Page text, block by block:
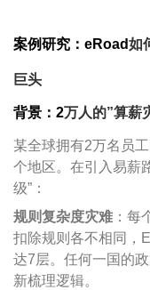
案例研究： eRoad如
巨头
背景： 2万人的”算薪
某全球拥有2万名员
个地区。在引入易薪
级” ：
规则复杂度灾难 ：每
扣除规则各不相同，
达7层。任何一国的
新梳理逻辑。